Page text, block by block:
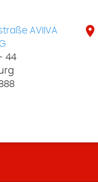
AVIIVA
44
